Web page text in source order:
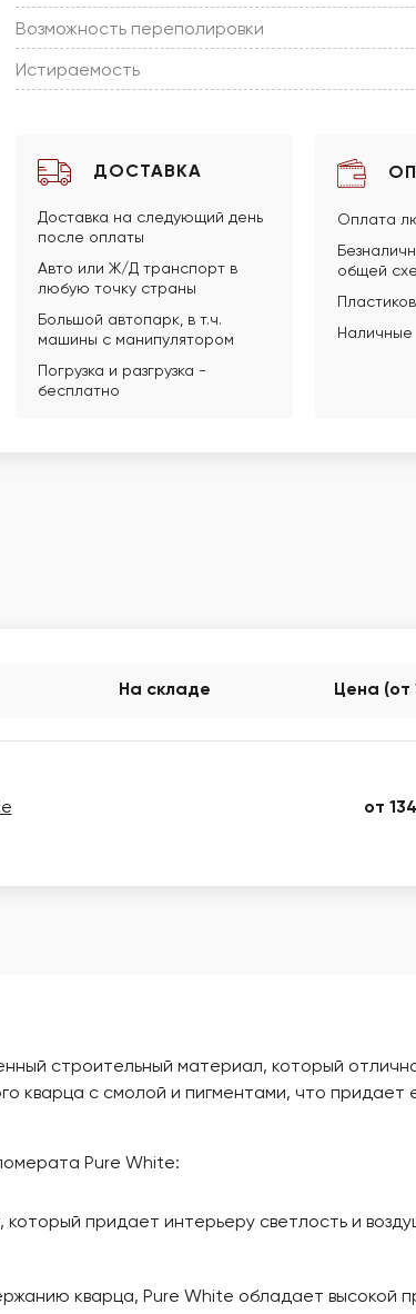
Возможность переполировки
Истираемость
ДОСТАВКА
Доставка на следующий день
после оплаты
Авто или Ж/Д транспорт в
любую точку страны
Большой автопарк, в т.ч.
машины с манипулятором
Погрузка и разгрузка -
бесплатно
Оплата
общей
Наличные
На складе Цена
от
строительный материал, который
кварца с смолой и пигментами, что
Pure White:
придает интерьеру светлость и
кварца, Pure White обладает высокой